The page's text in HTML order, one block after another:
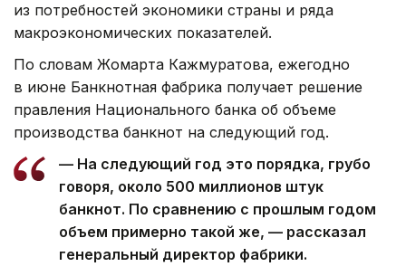
из потребностей экономики страны и ряда
макроэкономических показателей.
По словам Жомарта Кажмуратова, ежегодно
в июне Банкнотная фабрика получает решение
правления Национального банка об объеме
производства банкнот на следующий год.
— На следующий год это порядка, грубо
говоря, около 500 миллионов штук
банкнот. По сравнению с прошлым годом
объем примерно такой же, — рассказал
генеральный директор фабрики.